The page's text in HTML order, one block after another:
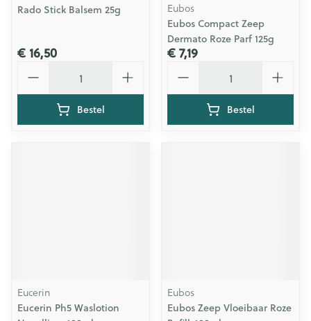
Rado Stick Balsem 25g
€ 16,50
Bestel
Eubos
Eubos Compact Zeep
Dermato Roze Parf 125g
€ 7,19
Bestel
Eucerin
Eucerin Ph5 Waslotion
Eubos
Eubos Zeep Vloeibaar Roze